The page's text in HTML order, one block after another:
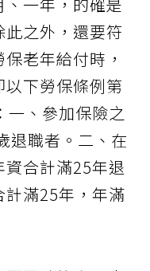
之外，還要符
老年給付時，
下勞保條例第
一、參加保險之
退職者。二、在
合計滿25年退
滿25年，年滿